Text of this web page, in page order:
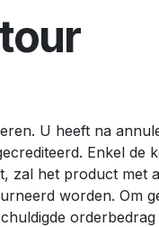
U heeft na
Enkel de
zal het product met
worden. Om